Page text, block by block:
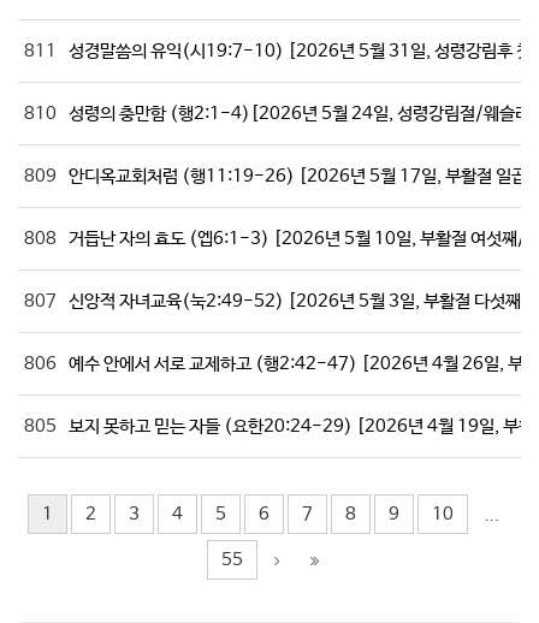
811 성경말씀의 유익(시19:7-10) [2026년 5월 31일, 성령강림후 첫
810 성령의 충만함 (행2:1-4)[2026년 5월 24일, 성령강림절/웨슬리
809 안디옥교회처럼 (행11:19-26) [2026년 5월 17일, 부활절 일곱
808 거듭난 자의 효도 (엡6:1-3) [2026년 5월 10일, 부활절 여섯째/
807 신앙적 자녀교육(눅2:49-52) [2026년 5월 3일, 부활절 다섯째/
806 예수 안에서 서로 교제하고 (행2:42-47) [2026년 4월 26일, 부
805 보지 못하고 믿는 자들 (요한20:24-29) [2026년 4월 19일, 부활
1 2 3 4 5 6 7 8 9 10 ...
55